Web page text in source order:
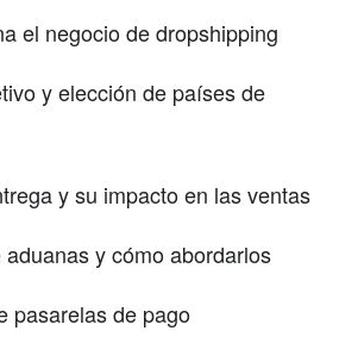
el negocio de dropshipping
y elección de países de
y su impacto en las ventas
y cómo abordarlos
pasarelas de pago